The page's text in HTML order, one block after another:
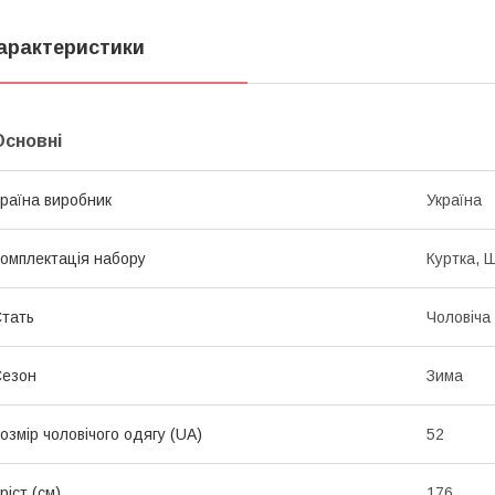
виробник Україна
набору Куртка,
Чоловіча
Зима
чоловічого одягу (UA) 52